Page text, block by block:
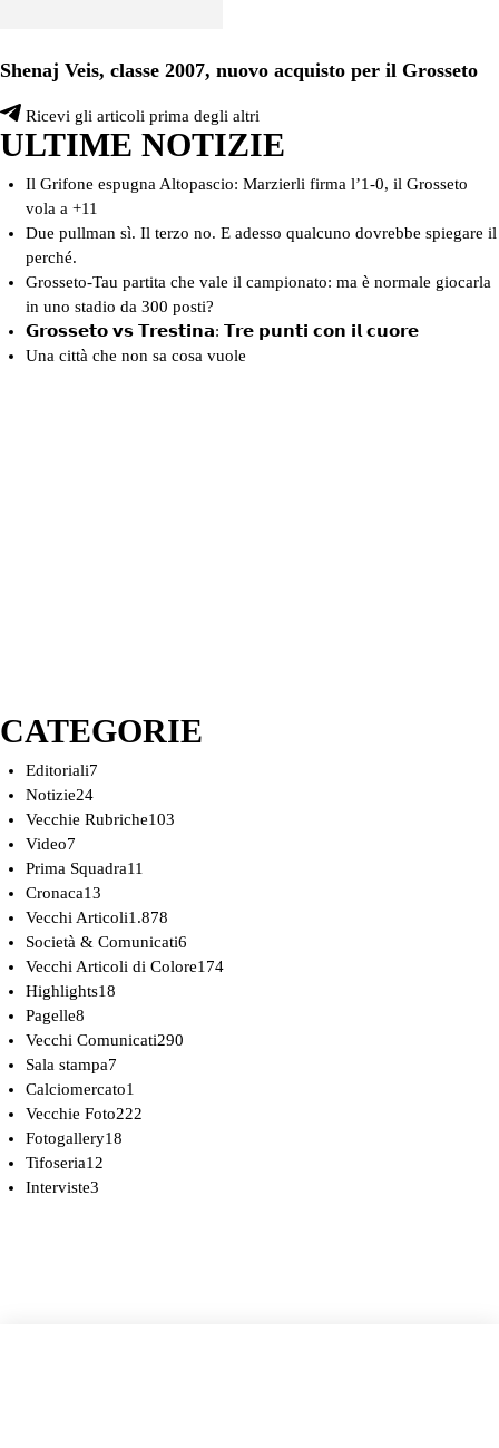
Shenaj Veis, classe 2007, nuovo acquisto per il Grosseto
Ricevi gli articoli prima degli altri
ULTIME NOTIZIE
Il Grifone espugna Altopascio: Marzierli firma l’1-0, il Grosseto
vola a +11
Due pullman sì. Il terzo no. E adesso qualcuno dovrebbe spiegare il
perché.
Grosseto-Tau partita che vale il campionato: ma è normale giocarla
in uno stadio da 300 posti?
𝗚𝗿𝗼𝘀𝘀𝗲𝘁𝗼 𝘃𝘀 𝗧𝗿𝗲𝘀𝘁𝗶𝗻𝗮: 𝗧𝗿𝗲 𝗽𝘂𝗻𝘁𝗶 𝗰𝗼𝗻 𝗶𝗹 𝗰𝘂𝗼𝗿𝗲
Una città che non sa cosa vuole
CATEGORIE
Editoriali7
Notizie24
Vecchie Rubriche103
Video7
Prima Squadra11
Cronaca13
Vecchi Articoli1.878
Società & Comunicati6
Vecchi Articoli di Colore174
Highlights18
Pagelle8
Vecchi Comunicati290
Sala stampa7
Calciomercato1
Vecchie Foto222
Fotogallery18
Tifoseria12
Interviste3